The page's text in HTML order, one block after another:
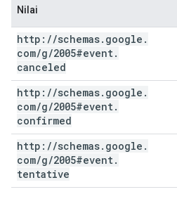
Nilai
http: //schemas. google .
com/g/2005#event.
canceled
http: //schemas. google .
com/g/2005#event.
confirmed
http: //schemas. google .
com/g/2005#event.
tentative